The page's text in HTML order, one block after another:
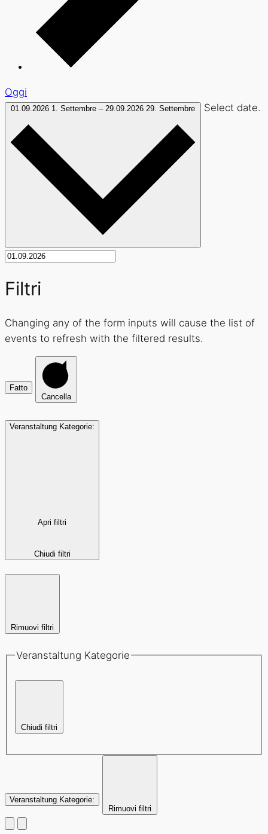
Oggi
01.09.2026 1. Settembre – 29.09.2026 29. Settembre Select date.
Filtri
Changing any of the form inputs will cause the list of
events to refresh with the filtered results.
Fatto
Cancella
Veranstaltung Kategorie:
Apri filtri
Chiudi filtri
Rimuovi filtri
Veranstaltung Kategorie
Chiudi filtri
Veranstaltung Kategorie:
Rimuovi filtri